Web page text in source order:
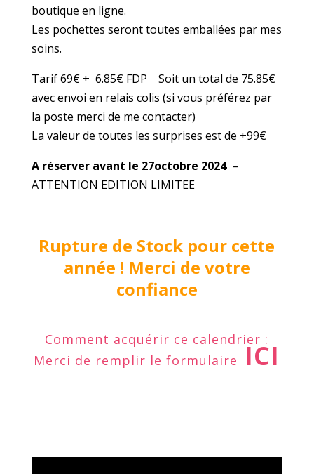
boutique en ligne.
Les pochettes seront toutes emballées par mes
soins.
Tarif 69€ + 6.85€ FDP Soit un total de 75.85€
avec envoi en relais colis (si vous préférez par
la poste merci de me contacter)
La valeur de toutes les surprises est de +99€
A réserver avant le 27octobre 2024–
ATTENTION EDITION LIMITEE
Rupture de Stock pour cette
année ! Merci de votre
confiance
Comment acquérir ce calendrier :
Merci de remplir le formulaireICI